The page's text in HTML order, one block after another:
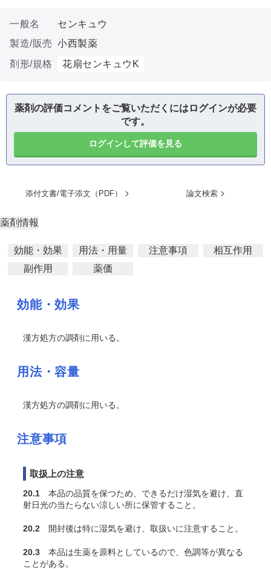
一般名
センキュウ
製造/販売 小西製薬
剤形/規格
花扇センキュウK
薬剤の評価コメントをご覧いただくにはログインが必要
です。
ログインして評価を見る
添付文書/電子添文（PDF） 論文検索
薬剤情報
効能・効果 用法・用量 注意事項
相互作用
副作用
薬価
効能・効果
漢方処方の調剤に用いる。
用法・容量
漢方処方の調剤に用いる。
注意事項
取扱上の注意
20.1 本品の品質を保つため、できるだけ湿気を避け、直
射日光の当たらない涼しい所に保管すること。
20.2 開封後は特に湿気を避け、取扱いに注意すること。
20.3 本品は生薬を原料としているので、色調等が異なる
ことがある。